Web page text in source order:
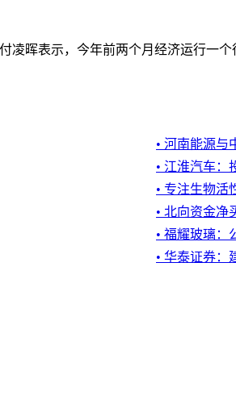
凌晖表示，今年前两个月经济运行一
• 河南能源与
• 江淮汽车：
• 专注生物活
• 北向资金净
• 福耀玻璃：
• 华泰证券：